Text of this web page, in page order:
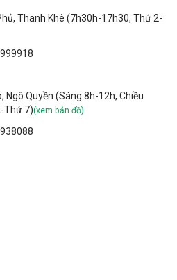
chúng tôi cung cấp các dịch vụ tiện
Thanh Khê (7h30h-17h30, Thứ 2-
Ngô Quyền (Sáng 8h-12h, Chiều
Thứ 7)(xem bản đồ)